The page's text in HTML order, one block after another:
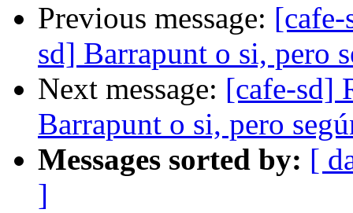
Previous message: [cafe-
sd] Barrapunt o si, pero
Next message: [cafe-sd]
Barrapunt o si, pero
Messages sorted by: [
]